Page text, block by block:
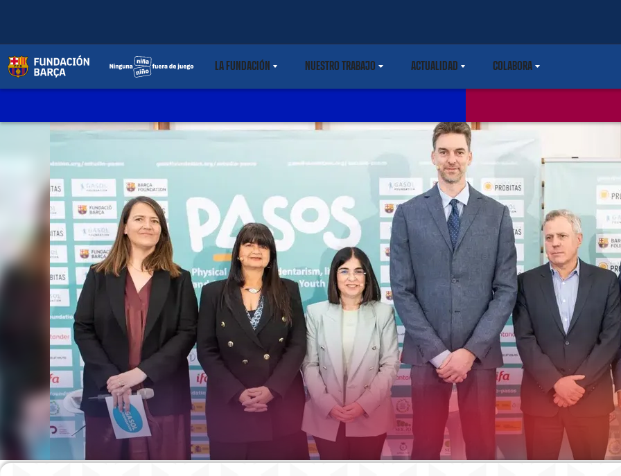
LA FUNDACIÓNLABEL.SHARE.CARETDOWN
NUESTRO TRABAJOLABEL.SHARE.CARETDOWN
ACTUALIDADLABEL.SHARE.CARETDOWN
COLABORALABEL.SHARE.CARETDOWN